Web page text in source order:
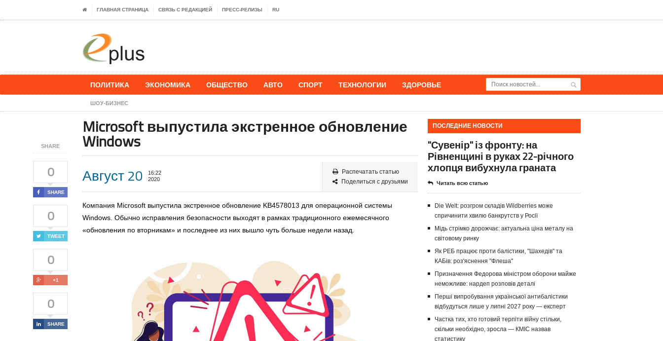
ГЛАВНАЯ СТРАНИЦА СВЯЗЬ С РЕДАКЦИЕЙ ПРЕСС-РЕЛИЗЫ RU
ПОЛИТИКА ЭКОНОМИКА ОБЩЕСТВО АВТО СПОРТ ТЕХНОЛОГИИ ЗДОРОВЬЕ
ШОУ-БИЗНЕС
SHARE
0
SHARE
0
TWEET
0
+1
0
SHARE
Microsoft выпустила экстренное обновление
Windows
Август 20
16:22
2020
Распечатать статью
Поделиться с друзьями
Компания Microsoft выпустила экстренное обновление KB4578013 для операционной системы
Windows. Обычно исправления безопасности выходят в рамках традиционного ежемесячного
«обновления по вторникам» и последнее из них вышло чуть больше недели назад.
ПОСЛЕДНИЕ НОВОСТИ
"Сувенір" із фронту: на
Рівненщині в руках 22-річного
хлопця вибухнула граната
Читать всю статью
Die Welt: розгром складів Wildberries може
спричинити хвилю банкрутств у Росії
Мідь стрімко дорожчає: актуальна ціна металу на
світовому ринку
Як РЕБ працює проти балістики, "Шахедів" та
КАБів: роз'яснення "Флеша"
Призначення Федорова міністром оборони майже
неможливе: нардеп розповів деталі
Перші випробування української антибалістики
відбудуться лише у липні 2027 року — експерт
Частка тих, хто готовий терпіти війну стільки,
скільки необхідно, зросла — КМІС назвав
статистику